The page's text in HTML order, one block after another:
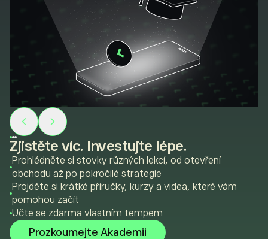
Zjistěte víc. Investujte lépe.
Prohlédněte si stovky různých lekcí, od otevření
obchodu až po pokročilé strategie
Projděte si krátké příručky, kurzy a videa, které vám
pomohou začít
Učte se zdarma vlastním tempem
Prozkoumejte Akademii